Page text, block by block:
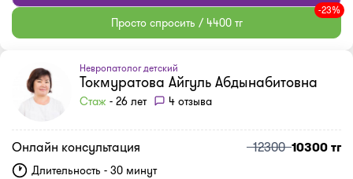
Просто спросить / 4400 тг
-23%
Невропатолог детский
Токмуратова Айгуль Абдынабитовна
Стаж - 26 лет 4 отзыва
Онлайн консультация 1230010300 тг
Длительность - 30 минут